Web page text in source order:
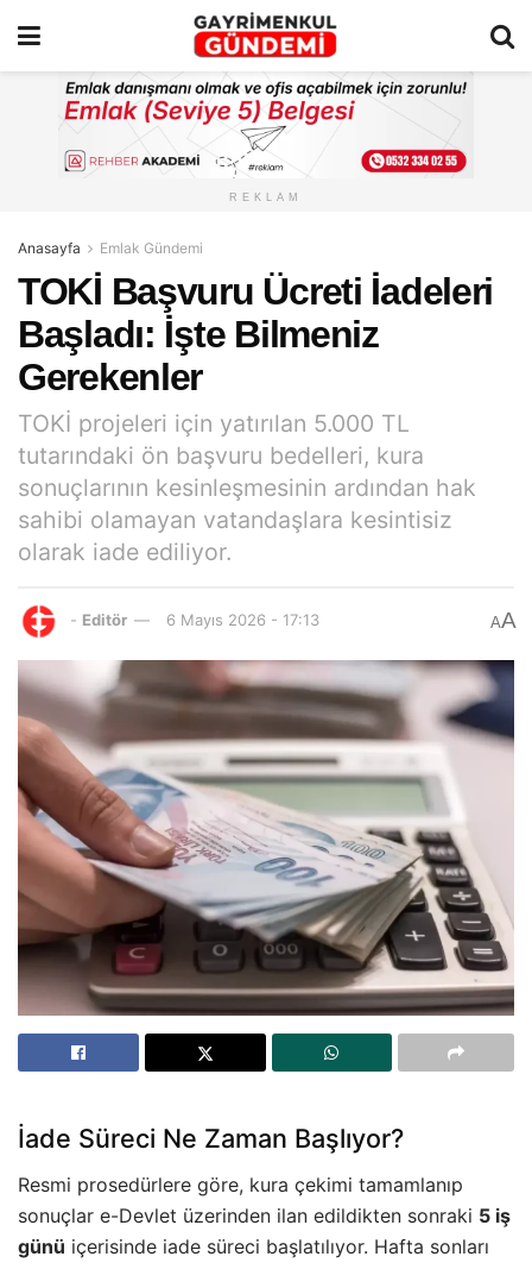
REKLAM
Anasayfa Emlak Gündemi
TOKİ Başvuru Ücreti İadeleri
Başladı: İşte Bilmeniz
Gerekenler
TOKİ projeleri için yatırılan 5.000 TL
tutarındaki ön başvuru bedelleri, kura
sonuçlarının kesinleşmesinin ardından hak
sahibi olamayan vatandaşlara kesintisiz
olarak iade ediliyor.
- Editör 6 Mayıs 2026 - 17:13 AA
İade Süreci Ne Zaman Başlıyor?
Resmi prosedürlere göre, kura çekimi tamamlanıp
sonuçlar e-Devlet üzerinden ilan edildikten sonraki 5 iş
günü içerisinde iade süreci başlatılıyor. Hafta sonları